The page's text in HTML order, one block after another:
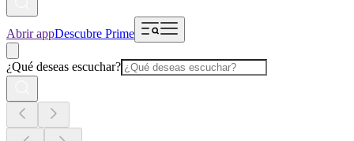
Abrir appDescubre Prime
¿Qué deseas escuchar?